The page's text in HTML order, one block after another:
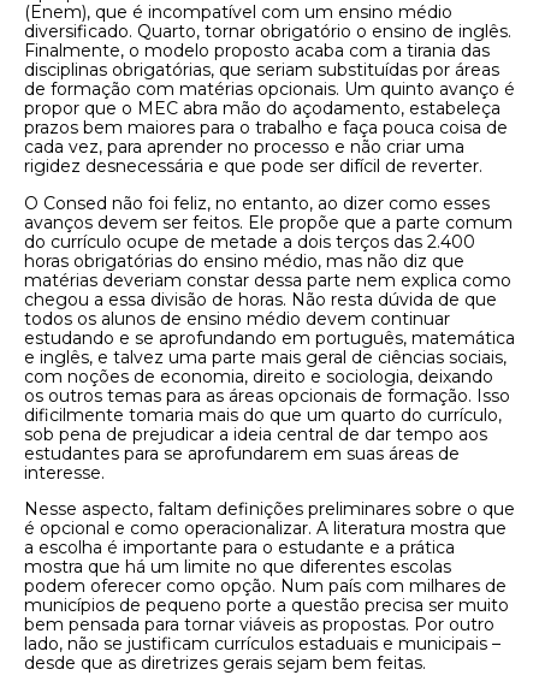
(Enem), que é incompatível com um ensino médio
diversificado. Quarto, tornar obrigatório o ensino de inglês.
Finalmente, o modelo proposto acaba com a tirania das
disciplinas obrigatórias, que seriam substituídas por áreas
de formação com matérias opcionais. Um quinto avanço é
propor que o MEC abra mão do açodamento, estabeleça
prazos bem maiores para o trabalho e faça pouca coisa de
cada vez, para aprender no processo e não criar uma
rigidez desnecessária e que pode ser difícil de reverter.
O Consed não foi feliz, no entanto, ao dizer como esses
avanços devem ser feitos. Ele propõe que a parte comum
do currículo ocupe de metade a dois terços das 2.400
horas obrigatórias do ensino médio, mas não diz que
matérias deveriam constar dessa parte nem explica como
chegou a essa divisão de horas. Não resta dúvida de que
todos os alunos de ensino médio devem continuar
estudando e se aprofundando em português, matemática
e inglês, e talvez uma parte mais geral de ciências sociais,
com noções de economia, direito e sociologia, deixando
os outros temas para as áreas opcionais de formação. Isso
dificilmente tomaria mais do que um quarto do currículo,
sob pena de prejudicar a ideia central de dar tempo aos
estudantes para se aprofundarem em suas áreas de
interesse.
Nesse aspecto, faltam definições preliminares sobre o que
é opcional e como operacionalizar. A literatura mostra que
a escolha é importante para o estudante e a prática
mostra que há um limite no que diferentes escolas
podem oferecer como opção. Num país com milhares de
municípios de pequeno porte a questão precisa ser muito
bem pensada para tornar viáveis as propostas. Por outro
lado, não se justificam currículos estaduais e municipais –
desde que as diretrizes gerais sejam bem feitas.